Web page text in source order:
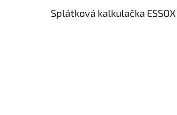
Splátková kalkulačka ESSOX